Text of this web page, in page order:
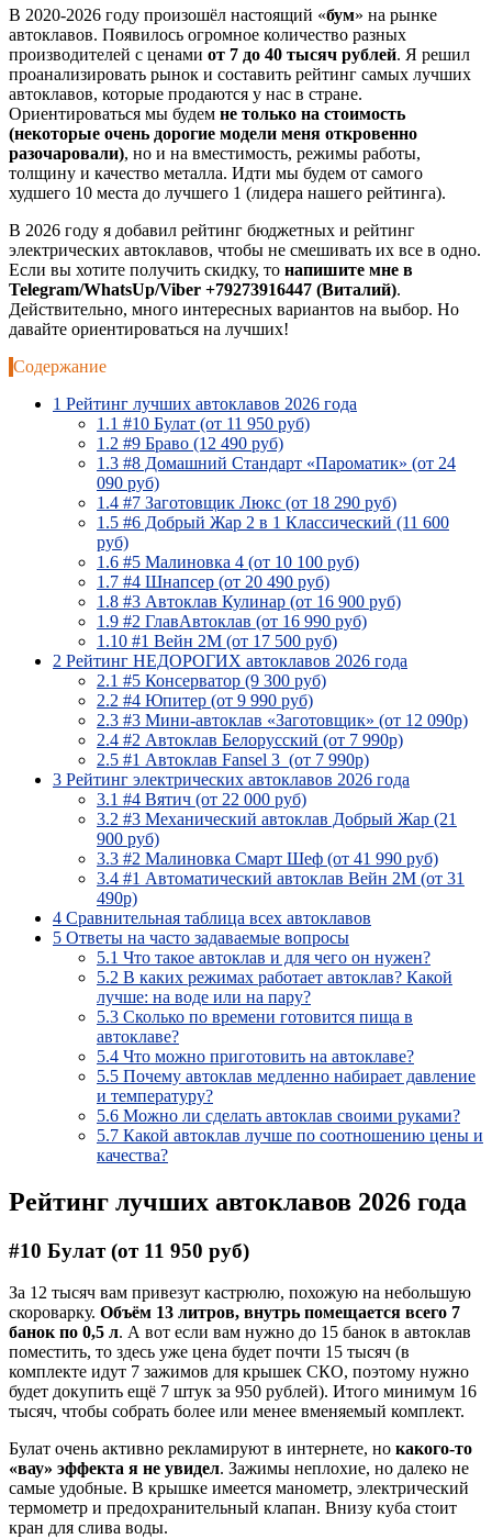
В 2020-2026 году произошёл настоящий «бум» на рынке
автоклавов. Появилось огромное количество разных
производителей с ценами от 7 до 40 тысяч рублей. Я решил
проанализировать рынок и составить рейтинг самых лучших
автоклавов, которые продаются у нас в стране.
Ориентироваться мы будем не только на стоимость
(некоторые очень дорогие модели меня откровенно
разочаровали), но и на вместимость, режимы работы,
толщину и качество металла. Идти мы будем от самого
худшего 10 места до лучшего 1 (лидера нашего рейтинга).
В 2026 году я добавил рейтинг бюджетных и рейтинг
электрических автоклавов, чтобы не смешивать их все в одно.
Если вы хотите получить скидку, то напишите мне в
Telegram/WhatsUp/Viber +79273916447 (Виталий).
Действительно, много интересных вариантов на выбор. Но
давайте ориентироваться на лучших!
Содержание
1 Рейтинг лучших автоклавов 2026 года
1.1 #10 Булат (от 11 950 руб)
1.2 #9 Браво (12 490 руб)
1.3 #8 Домашний Стандарт «Пароматик» (от 24
090 руб)
1.4 #7 Заготовщик Люкс (от 18 290 руб)
1.5 #6 Добрый Жар 2 в 1 Классический (11 600
руб)
1.6 #5 Малиновка 4 (от 10 100 руб)
1.7 #4 Шнапсер (от 20 490 руб)
1.8 #3 Автоклав Кулинар (от 16 900 руб)
1.9 #2 ГлавАвтоклав (от 16 990 руб)
1.10 #1 Вейн 2M (от 17 500 руб)
2 Рейтинг НЕДОРОГИХ автоклавов 2026 года
2.1 #5 Консерватор (9 300 руб)
2.2 #4 Юпитер (от 9 990 руб)
2.3 #3 Мини-автоклав «Заготовщик» (от 12 090р)
2.4 #2 Автоклав Белорусский (от 7 990р)
2.5 #1 Автоклав Fansel 3 (от 7 990р)
3 Рейтинг электрических автоклавов 2026 года
3.1 #4 Вятич (от 22 000 руб)
3.2 #3 Механический автоклав Добрый Жар (21
900 руб)
3.3 #2 Малиновка Смарт Шеф (от 41 990 руб)
3.4 #1 Автоматический автоклав Вейн 2M (от 31
490р)
4 Сравнительная таблица всех автоклавов
5 Ответы на часто задаваемые вопросы
5.1 Что такое автоклав и для чего он нужен?
5.2 В каких режимах работает автоклав? Какой
лучше: на воде или на пару?
5.3 Сколько по времени готовится пища в
автоклаве?
5.4 Что можно приготовить на автоклаве?
5.5 Почему автоклав медленно набирает давление
и температуру?
5.6 Можно ли сделать автоклав своими руками?
5.7 Какой автоклав лучше по соотношению цены и
качества?
Рейтинг лучших автоклавов 2026 года
#10 Булат (от 11 950 руб)
За 12 тысяч вам привезут кастрюлю, похожую на небольшую
скороварку. Объём 13 литров, внутрь помещается всего 7
банок по 0,5 л. А вот если вам нужно до 15 банок в автоклав
поместить, то здесь уже цена будет почти 15 тысяч (в
комплекте идут 7 зажимов для крышек СКО, поэтому нужно
будет докупить ещё 7 штук за 950 рублей). Итого минимум 16
тысяч, чтобы собрать более или менее вменяемый комплект.
Булат очень активно рекламируют в интернете, но какого-то
«вау» эффекта я не увидел. Зажимы неплохие, но далеко не
самые удобные. В крышке имеется манометр, электрический
термометр и предохранительный клапан. Внизу куба стоит
кран для слива воды.